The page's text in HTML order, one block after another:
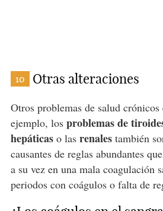
10 Otras alteraciones
Otros problemas de salud
ejemplo, los problemas de
hepáticaso las renalestambién
causantes de reglas abundantes
a su vez en una mala coagulación
periodos con coágulos o falta de